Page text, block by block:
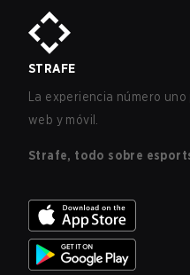
STRAFE
La experiencia número
web y móvil.
Strafe, todo sobre